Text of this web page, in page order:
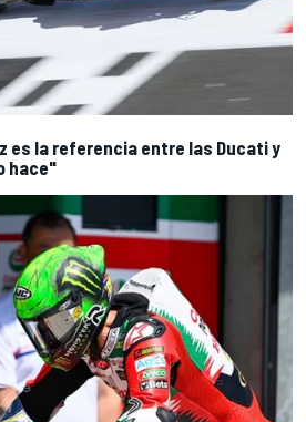
es la referencia entre las Ducati y
hace"